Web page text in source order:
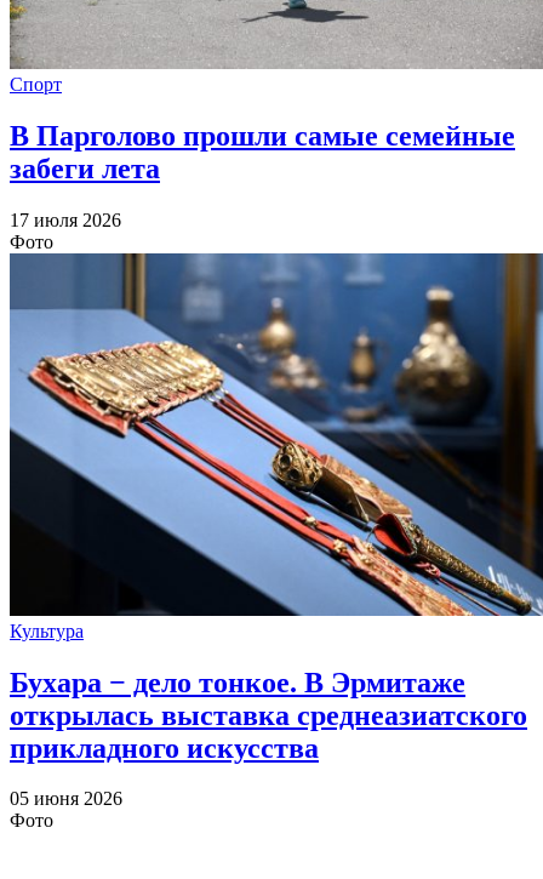
Спорт
В Парголово прошли самые семейные
забеги лета
17 июля 2026
Фото
Культура
Бухара − дело тонкое. В Эрмитаже
открылась выставка среднеазиатского
прикладного искусства
05 июня 2026
Фото